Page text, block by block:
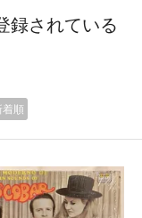
録されている
着順